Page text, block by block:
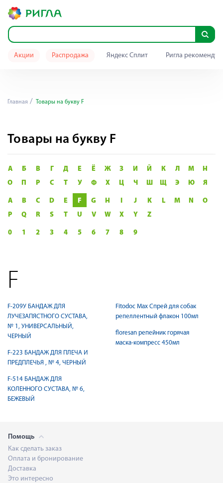
Акции Распродажа Яндекс Сплит Ригла
Главная Товары на букву F
Товары на букву F
А Б В Г Д Е Ё Ж З И Й К Л М
Н
О
П Р С Т У Ф Х Ц Ч Ш Щ Э Ю Я
A B C D E F G H I J K L M N
O
P
Q R S T U V W X Y Z
0 1 2 3 4 5 6 7 8 9
F
F-209У БАНДАЖ ДЛЯ
ЛУЧЕЗАПЯСТНОГО СУСТАВА,
№ 1, УНИВЕРСАЛЬНЫЙ,
ЧЕРНЫЙ
F-223 БАНДАЖ ДЛЯ ПЛЕЧА И
ПРЕДПЛЕЧЬЯ , № 4, ЧЕРНЫЙ
F-514 БАНДАЖ ДЛЯ
КОЛЕННОГО СУСТАВА, № 6,
БЕЖЕВЫЙ
Fitodoc Max Спрей для собак
репеллентный флакон 100мл
floresan репейник горячая
маска-компресс 450мл
Помощь
Как сделать заказ
Оплата и бронирование
Доставка
Это интересно